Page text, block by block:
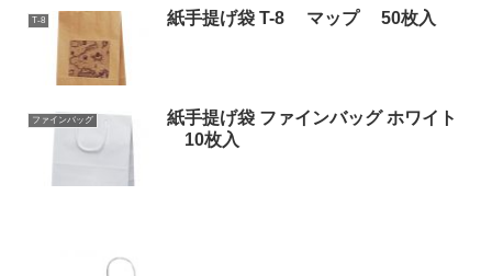
T-8 紙手提げ袋 T-8 マップ 50枚入
ファインバッグ
紙手提げ袋 ファインバッグ ホワイト
10枚入